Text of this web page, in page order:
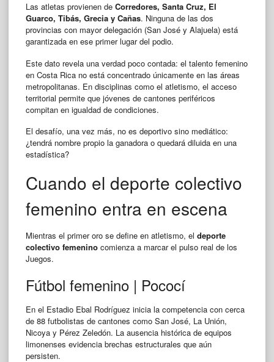
Las atletas provienen de Corredores, Santa Cruz, El
Guarco, Tibás, Grecia y Cañas. Ninguna de las dos
provincias con mayor delegación (San José y Alajuela) está
garantizada en ese primer lugar del podio.
Este dato revela una verdad poco contada: el talento femenino
en Costa Rica no está concentrado únicamente en las áreas
metropolitanas. En disciplinas como el atletismo, el acceso
territorial permite que jóvenes de cantones periféricos
compitan en igualdad de condiciones.
El desafío, una vez más, no es deportivo sino mediático:
¿tendrá nombre propio la ganadora o quedará diluida en una
estadística?
Cuando el deporte colectivo
femenino entra en escena
Mientras el primer oro se define en atletismo, el deporte
colectivo femenino comienza a marcar el pulso real de los
Juegos.
Fútbol femenino | Pococí
En el Estadio Ebal Rodríguez inicia la competencia con cerca
de 88 futbolistas de cantones como San José, La Unión,
Nicoya y Pérez Zeledón. La ausencia histórica de equipos
limonenses evidencia brechas estructurales que aún
persisten.